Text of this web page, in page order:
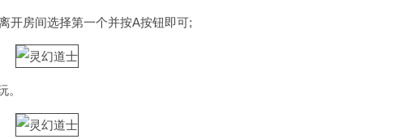
开房间选择第一个并按A按钮即可;
。